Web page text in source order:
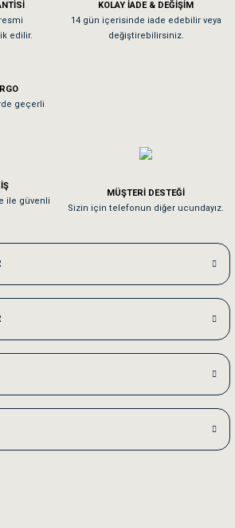
ve paketlemesine bayıldım
Uygun fiyatta olması iyi.
sonraki gün elime ulaştı. Jack russell köpeğim
sağolsunlar onuda hemen çözdüler
edilir.
KOLAY İADE & DEĞİŞİM
14 gün içerisinde iade edebilir veya
değiştirebilirsiniz.
geçerli
ile güvenli
MÜŞTERİ DESTEĞİ
Sizin için telefonun diğer ucundayız.